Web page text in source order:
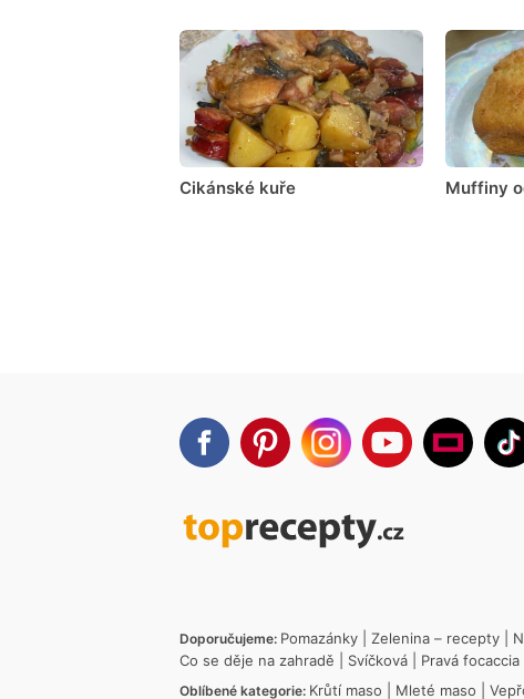
Cikánské kuře Muffiny
Doporučujeme: Pomazánky Zelenina – recepty
Co se děje na zahradě
Svíčková Pravá focaccia
Oblíbené kategorie: Krůtí maso Mleté maso